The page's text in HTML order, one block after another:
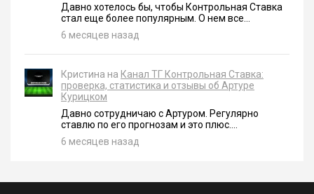
Давно хотелось бы, чтобы Контрольная Ставка
стал еще более популярным. О нем все...
6 месяцев назад
Кристина на Канал ТГ Контрольная Ставка:
проверка, статистика и отзывы об Артуре
Курицком
Давно сотрудничаю с Артуром. Регулярно
ставлю по его прогнозам и это плюс....
6 месяцев назад